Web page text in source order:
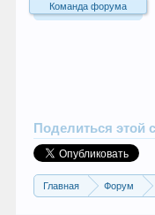
Команда форума
Поделиться этой
Главная Форум